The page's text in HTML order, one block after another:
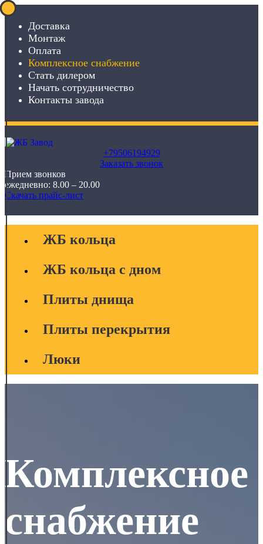
Доставка
Монтаж
Оплата
Комплексное снабжение
Стать дилером
Начать сотрудничество
Контакты завода
+79506194929
Заказать звонок
Прием звонков
ежедневно: 8.00 – 20.00
Скачать прайс-лист
ЖБ кольца
ЖБ кольца с дном
Плиты днища
Плиты перекрытия
Люки
Комплексное
снабжение